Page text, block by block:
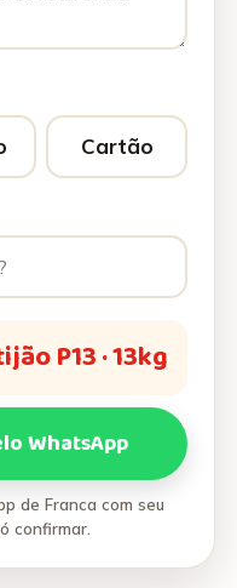
Cartão
P13 · 13kg
WhatsApp
de Franca com seu
confirmar.